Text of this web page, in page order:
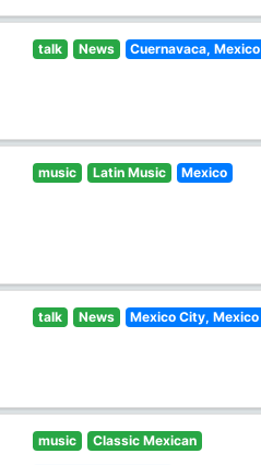
talk News Cuernavaca, Mexico
music Latin Music Mexico
talk News Mexico City, Mexico
music Classic Mexican